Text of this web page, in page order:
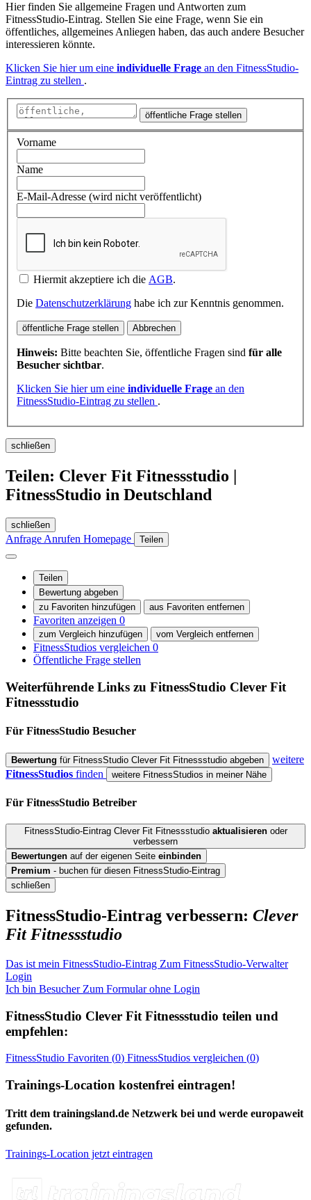
Hier finden Sie allgemeine Fragen und Antworten zum
FitnessStudio-Eintrag. Stellen Sie eine Frage, wenn Sie ein
öffentliches, allgemeines Anliegen haben, das auch andere Besucher
interessieren könnte.
Klicken Sie hier um eine individuelle Frage an den FitnessStudio-
Eintrag zu stellen .
öffentliche Frage stellen
Vorname
Name
E-Mail-Adresse (wird nicht veröffentlicht)
Hiermit akzeptiere ich die AGB.
Die Datenschutzerklärung habe ich zur Kenntnis genommen.
öffentliche Frage stellen Abbrechen
Hinweis: Bitte beachten Sie, öffentliche Fragen sind für alle
Besucher sichtbar.
Klicken Sie hier um eine individuelle Frage an den
FitnessStudio-Eintrag zu stellen .
schließen
Teilen: Clever Fit Fitnessstudio |
FitnessStudio in Deutschland
schließen
AnfrageAnrufen Homepage Teilen
Teilen
Bewertung abgeben
zu Favoriten hinzufügen
aus Favoriten entfernen
Favoriten anzeigen 0
zum Vergleich hinzufügen vom Vergleich entfernen
FitnessStudios vergleichen 0
Öffentliche Frage stellen
Weiterführende Links zu FitnessStudio Clever Fit
Fitnessstudio
Für FitnessStudio Besucher
Bewertung für FitnessStudio Clever Fit Fitnessstudio abgeben
weitere
FitnessStudios finden weitere FitnessStudios in meiner Nähe
Für FitnessStudio Betreiber
FitnessStudio-Eintrag Clever Fit Fitnessstudio aktualisierenoder
verbessern
Bewertungen auf der eigenen Seite einbinden
Premium - buchen für diesen FitnessStudio-Eintrag
schließen
FitnessStudio-Eintrag verbessern: Clever
Fit Fitnessstudio
Das ist mein FitnessStudio-Eintrag Zum FitnessStudio-Verwalter
Login
Ich bin Besucher Zum Formular ohne Login
FitnessStudio Clever Fit Fitnessstudio teilen und
empfehlen:
FitnessStudio Favoriten (0) FitnessStudios vergleichen (0)
Trainings-Location kostenfrei eintragen!
Tritt dem trainingsland.de Netzwerk bei und werde europaweit
gefunden.
Trainings-Location jetzt eintragen